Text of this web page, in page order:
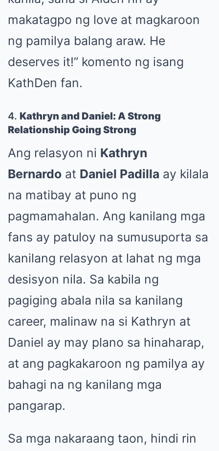
makatagpo ng love at magkaroon
ng pamilya balang araw. He
deserves it!” komento ng isang
KathDen fan.
4. Kathryn and Daniel: A Strong
Relationship Going Strong
Ang relasyon ni Kathryn
Bernardo at Daniel Padilla ay kilala
na matibay at puno ng
pagmamahalan. Ang kanilang mga
fans ay patuloy na sumusuporta sa
kanilang relasyon at lahat ng mga
desisyon nila. Sa kabila ng
pagiging abala nila sa kanilang
career, malinaw na si Kathryn at
Daniel ay may plano sa hinaharap,
at ang pagkakaroon ng pamilya ay
bahagi na ng kanilang mga
pangarap.
Sa mga nakaraang taon, hindi rin